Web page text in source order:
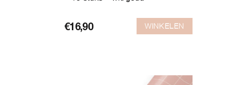
€16,90 WINKELEN